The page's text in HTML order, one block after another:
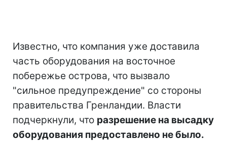
Известно, что компания уже доставила
часть оборудования на восточное
побережье острова, что вызвало
"сильное предупреждение" со стороны
правительства Гренландии. Власти
подчеркнули, что разрешение на высадку
оборудования предоставлено не было.